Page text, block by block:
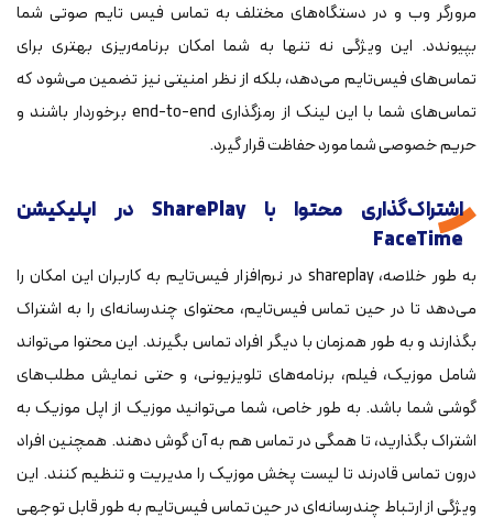
مرورگر وب و در دستگاه‌های مختلف به تماس فیس تایم صوتی شما
بپیوندد. این ویژگی نه تنها به شما امکان برنامه‌ریزی بهتری برای
تماس‌های فیس‌تایم می‌دهد، بلکه از نظر امنیتی نیز تضمین می‌شود که
تماس‌های شما با این لینک از رمزگذاری end-to-end برخوردار باشند و
حریم خصوصی شما مورد حفاظت قرار گیرد.
اشتراک‌گذاری محتوا با SharePlay در اپلیکیشن
FaceTime
به طور خلاصه، shareplay در نرم‌افزار فیس‌تایم به کاربران این امکان را
می‌دهد تا در حین تماس فیس‌تایم، محتوای چندرسانه‌ای را به اشتراک
بگذارند و به طور همزمان با دیگر افراد تماس بگیرند. این محتوا می‌تواند
شامل موزیک، فیلم، برنامه‌های تلویزیونی، و حتی نمایش مطلب‌های
گوشی شما باشد. به طور خاص، شما می‌توانید موزیک از اپل موزیک به
اشتراک بگذارید، تا همگی در تماس هم به آن گوش دهند. همچنین افراد
درون تماس قادرند تا لیست پخش موزیک را مدیریت و تنظیم کنند. این
ویژگی از ارتباط چندرسانه‌ای در حین تماس فیس‌تایم به طور قابل توجهی